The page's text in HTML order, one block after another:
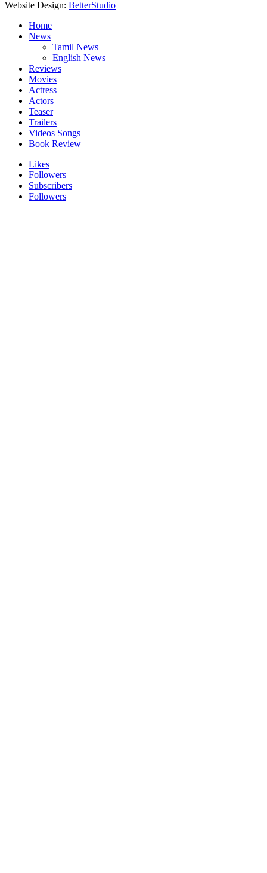
Website Design: BetterStudio
Home
News
Tamil News
English News
Reviews
Movies
Actress
Actors
Teaser
Trailers
Videos Songs
Book Review
Likes
Followers
Subscribers
Followers